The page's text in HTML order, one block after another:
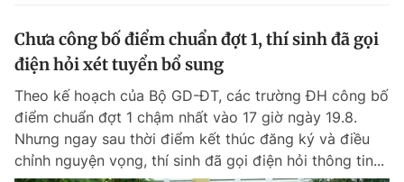
Phó tổng biên tập thường trực: Hải Thành
Phó tổng biên tập: Lâm Hiếu Dũng
Phó tổng biên tập: Trần Việt Hưng
Tổng thư ký tòa soạn: Đức Trung
Giấy phép xuất bản số 110/GP - BTTTT cấp ngày 24.3.2020
© 2003-2026 Bản quyền thuộc về Báo Thanh Niên. Cấm sao chép
dưới mọi hình thức nếu không có sự chấp thuận bằng văn bản.
Phát triển bởi ePi Technologies, JSC.
Chưa công bố điểm chuẩn đợt 1, thí sinh đã gọi
điện hỏi xét tuyển bổ sung
Theo kế hoạch của Bộ GD-ĐT, các trường ĐH công bố
điểm chuẩn đợt 1 chậm nhất vào 17 giờ ngày 19.8.
Nhưng ngay sau thời điểm kết thúc đăng ký và điều
chỉnh nguyện vọng, thí sinh đã gọi điện hỏi thông tin...